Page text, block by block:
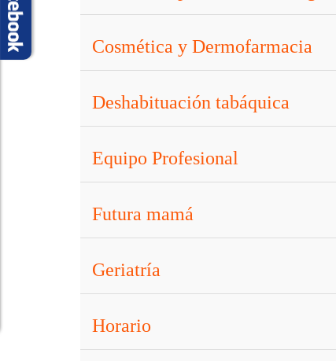
Cosmética y Dermofarmacia
Deshabituación tabáquica
Equipo Profesional
Futura mamá
Geriatría
Horario